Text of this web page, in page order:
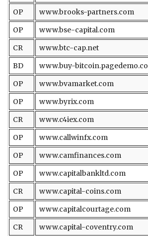
OP
www.brooks-partners.com
OP
www.bse-capital.com
CR
www.btc-cap.net
BD
www.buy-bitcoin.pagedemo.co
OP
www.bvamarket.com
OP
www.byrix.com
CR
www.c4iex.com
OP
www.callwinfx.com
OP
www.camfinances.com
OP
www.capitalbankltd.com
CR
www.capital-coins.com
OP
www.capitalcourtage.com
CR
www.capital-coventry.com